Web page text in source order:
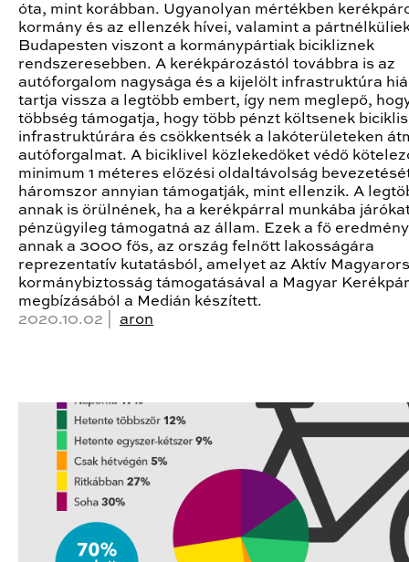
óta, mint korábban. Ugyanolyan mértékben
kormány és az ellenzék hívei, valamint a
Budapesten viszont a kormánypártiak bicikliznek
rendszeresebben. A kerékpározástól továbbra is az
autóforgalom nagysága és a kijelölt infrastruktúra
tartja vissza a legtöbb embert, így nem meglepő,
többség támogatja, hogy több pénzt költsenek biciklis
infrastruktúrára és csökkentsék a lakóterületeken
autóforgalmat. A biciklivel közlekedőket védő
minimum 1 méteres előzési oldaltávolság
háromszor annyian támogatják, mint ellenzik. A
annak is örülnének, ha a kerékpárral munkába
pénzügyileg támogatná az állam. Ezek a fő
annak a 3000 fős, az ország felnőtt lakosságára
reprezentatív kutatásból, amelyet az Aktív
kormánybiztosság támogatásával a Magyar
megbízásából a Medián készített.
2020.10.02 | aron